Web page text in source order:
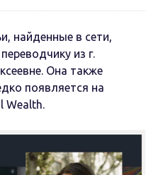
найденные в сети,
из г.
Она также
появляется на
Wealth.